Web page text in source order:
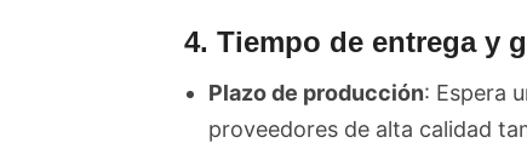
4. Tiempo de entrega y
Plazo de producción: Espera
proveedores de alta calidad